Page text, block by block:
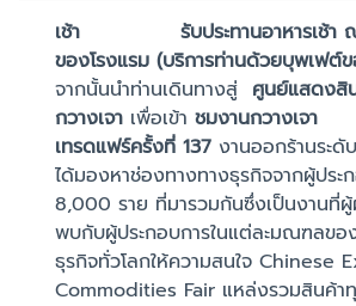
เช้า รับประทานอาหารเช้า ณ
ของโรงแรม (บริการท่านด้วยบุพเฟต์ข
จากนั้นนำท่านเดินทางสู่ ศูนย์แสดงสิ
กวางเจา เพื่อเข้า ชมงานกวางเจา
เทรดแฟร์ครั้งที่ 137 งานออกร้านระดั
ได้มองหาช่องทางทางธุรกิจจากผู้ประ
8,000 ราย ที่มารวมกันซึ่งเป็นงานที่
พบกับผู้ประกอบการในแต่ละมณฑลข
ธุรกิจทั่วโลกให้ความสนใจ Chinese
Commodities Fair แหล่งรวมสินค้าทุ